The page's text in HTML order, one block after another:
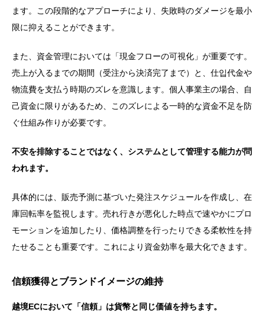
ます。この段階的なアプローチにより、失敗時のダメージを最小
限に抑えることができます。
また、資金管理においては「現金フローの可視化」が重要です。
売上が入るまでの期間（受注から決済完了まで）と、仕입代金や
物流費を支払う時期のズレを意識します。個人事業主の場合、自
己資金に限りがあるため、このズレによる一時的な資金不足を防
ぐ仕組み作りが必要です。
不安を排除することではなく、システムとして管理する能力が問
われます。
具体的には、販売予測に基づいた発注スケジュールを作成し、在
庫回転率を監視します。売れ行きが悪化した時点で速やかにプロ
モーションを追加したり、価格調整を行ったりできる柔軟性を持
たせることも重要です。これにより資金効率を最大化できます。
信頼獲得とブランドイメージの維持
越境ECにおいて「信頼」は貨幣と同じ価値を持ちます。